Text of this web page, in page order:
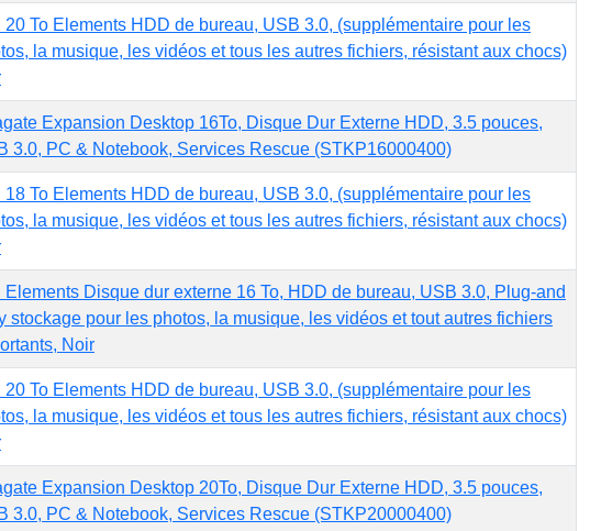
20 To Elements HDD de bureau, USB 3.0, (supplémentaire pour les
la musique, les vidéos et tous les autres fichiers, résistant aux chocs)
Expansion Desktop 16To, Disque Dur Externe HDD, 3.5 pouces,
3.0, PC & Notebook, Services Rescue (STKP16000400)
18 To Elements HDD de bureau, USB 3.0, (supplémentaire pour les
la musique, les vidéos et tous les autres fichiers, résistant aux chocs)
Elements Disque dur externe 16 To, HDD de bureau, USB 3.0, Plug-and
stockage pour les photos, la musique, les vidéos et tout autres fichiers
Noir
20 To Elements HDD de bureau, USB 3.0, (supplémentaire pour les
la musique, les vidéos et tous les autres fichiers, résistant aux chocs)
Expansion Desktop 20To, Disque Dur Externe HDD, 3.5 pouces,
3.0, PC & Notebook, Services Rescue (STKP20000400)